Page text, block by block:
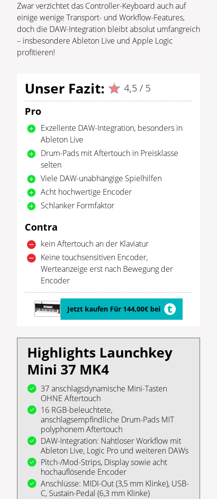
Zwar verzichtet das Controller-Keyboard auch auf
einige wenige Transport- und Workflow-Features,
doch die DAW-Integration bleibt absolut umfangreich
– insbesondere Ableton Live und Apple Logic
profitieren!
Unser Fazit:
4,5 / 5
Pro
Exzellente DAW-Integration, besonders in
Ableton Live
Drum-Pads mit Aftertouch in Preisklasse
selten
Viele DAW-unabhängige Spielhilfen
Acht hochwertige Encoder
Schlanker Formfaktor
Contra
kein Aftertouch an der Klaviatur
Keine touchsensitiven Encoder,
Werteanzeige erst nach Bewegung der
Encoder
Jetzt kaufen Für 144,00€ bei
Highlights Launchkey
Mini 37 MK4
37 anschlagsdynamische Mini-Tasten
OHNE Aftertouch
16 RGB-beleuchtete,
anschlagsempfindliche Drum-Pads MIT
polyphonem Aftertouch
DAW-Integration: Nahtloser Workflow mit
Ableton Live, Logic Pro und weiteren DAWs
Pitch-/Mod-Strips, Display sowie acht
hochauflösende Encoder
Anschlüsse: MIDI-Out (3,5 mm Klinke), USB-
C, Sustain-Pedal (6,3 mm Klinke)